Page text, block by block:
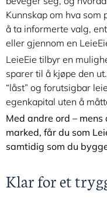
Kunnskap om hva
å ta informerte valg,
eller gjennom en
LeieEie tilbyr en
sparer til å kjøpe den
“låst” og forutsigbar
egenkapital uten å
Med andre ord –
marked, får du som
samtidig som du
Klar for et